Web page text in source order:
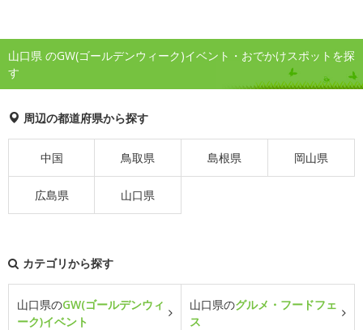
山口県 のGW(ゴールデンウィーク)イベント・おでかけスポットを探
す
周辺の都道府県から探す
中国 鳥取県 島根県 岡山県
広島県 山口県
カテゴリから探す
山口県のGW(ゴールデンウィ
ーク)イベント
山口県のグルメ・フードフェ
ス